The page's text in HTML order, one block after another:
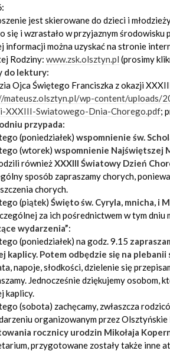
jest skierowane do dzieci i
się i wzrastało w przyjaznym
informacji można uzyskać na stronie
Rodziny: www.zsk.olsztyn.pl (prosimy
do lektury:
Ojca Świętego Franciszka z okazji
mateusz.olsztyn.pl/wp-content/uploads/
XXXIII-Swiatowego-Dnia-Chorego.pdf;
przypada:
(poniedziałek) wspomnienie św.
(wtorek) wspomnienie Najświętszej
równieżXXXIII Światowy Dzień
sposób zapraszamy chorych,
chorych.
(piątek) Święto św. Cyryla, mnicha, i
za ich pośrednictwem w tym
wydarzenia”:
(poniedziałek) na godz. 9.15
kaplicy. Potem odbędzie się na
napoje, słodkości, dzielenie się
Jednocześnie dziękujemy osobom,
kaplicy.
(sobota) zachęcamy, zwłaszcza
organizowanym przez
rocznicy urodzin Mikołaja
przygotowane zostały także inne